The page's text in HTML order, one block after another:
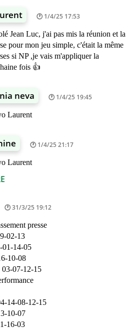
1/4/25 17:53
Jean Luc, j'ai pas mis la réunion et la
pour mon jeu simple, c'était la même
si NP ,je vais m'appliquer la
fois 👍
neva 1/4/25 19:45
Laurent
1/4/25 21:17
Laurent
31/3/25 19:12
presse
02-13
01-14-05
10-08
03-07-12-15
14-08-12-15
10-07
16-03